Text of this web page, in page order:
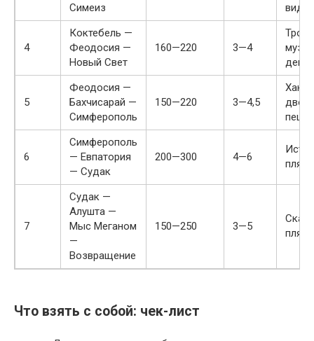
Симеиз
виды
4
Коктебель —
Феодосия —
Новый Свет
160—220 3—4
5
Феодосия —
Бахчисарай —
Симферополь
150—220 3—4,5
6
Симферополь
— Евпатория
— Судак
200—300 4—6
7
Судак —
Алушта —
Мыс Меганом
—
Возвращение
150—250 3—5
Что взять с собой: чек-лист